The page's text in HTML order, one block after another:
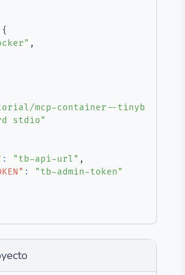
{
,
mcp-container--
stdio"
: "tb-api-url" ,
:
"tb-admin-token"